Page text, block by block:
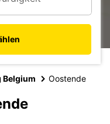
Oostende